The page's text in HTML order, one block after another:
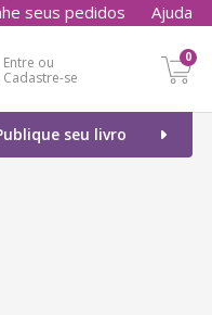
seus pedidos Ajuda
Entre ou
Cadastre-se
0
seu livro